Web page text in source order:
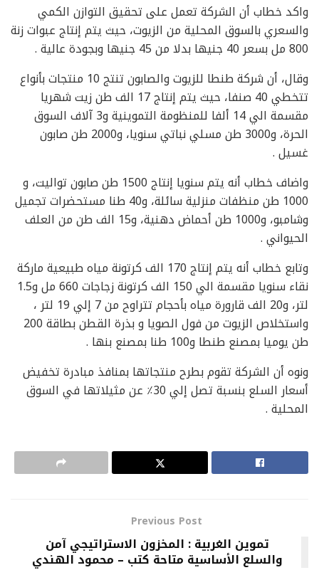
واكد خطاب أن الشركة تعمل على تحقيق التوازن الكمي
والسعري بالسوق المحلية من الزيوت، حيث يتم إنتاج عبوات زنة
800 مل بسعر 40 جنيها بدلا من 45 جنيها وبجودة عالية .
وقال، أن شركة طنطا للزيوت والصابون تنتج 10 منتجات بأنواع
تتخطي 40 صنفا، حيث يتم إنتاج 17 الف طن زيت شهريا
مقسمة الي 14 ألفا للمنظومة التموينية و3 آلاف السوق
الحرة، و3000 طن مسلي نباتي سنويا، و2000 طن صابون
غسيل .
واضاف خطاب أنه يتم سنويا إنتاج 1500 طن صابون تواليت، و
1000 طن منظفات منزلية سائلة، و40 طنا مستحضرات تجميل
وشامبو، و1000 طن أحماض دهنية، و15 الف طن من العلف
الحيواني .
وتابع خطاب أنه يتم إنتاج 170 الف كرتونة مياه طبيعية ماركة
نقاء سنويا مقسمة الي 150 الف كرتونة زجاجات 660 مل و1.5
لتر، و20 الف قارورة مياه بأحجام تتراوح من 7 إلي 19 لتر ،
واستخلاص الزيوت من فول الصويا و بذرة القطن بطاقة 200
طن يوميا بمصنع طنطا و100 طنا بمصنع بنها .
ونوه أن الشركة تقوم بطرح منتجاتها بمنافذ مبادرة تخفيض
أسعار السلع بنسبة تصل إلي 30٪ عن مثيلاتها في السوق
المحلية .
Previous Post
تموين الغربية : المخزون الاستراتيجي آمن
والسلع الأساسية متاحة كتب – محمود الهندي